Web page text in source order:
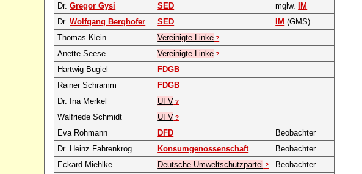
Dr.Gregor Gysi SED mglw.
IM
Dr.Wolfgang Berghofer SED IM (GMS)
Thomas Klein
Vereinigte Linke ?
Anette Seese Vereinigte Linke ?
Hartwig Bugiel
FDGB
Rainer Schramm
FDGB
Dr. Ina Merkel
UFV ?
Walfriede Schmidt UFV ?
Eva Rohmann DFD
Beobachter
Dr. Heinz Fahrenkrog
Konsumgenossenschaft
Beobachter
Eckard Miehlke
Deutsche Umweltschutzpartei ?
Beobachter